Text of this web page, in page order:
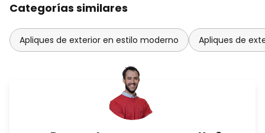
Categorías similares
Apliques de exterior en estilo moderno Apliques de